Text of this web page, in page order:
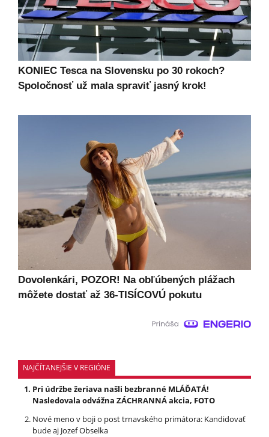
KONIEC Tesca na Slovensku po 30 rokoch?
Spoločnosť už mala spraviť jasný krok!
Dovolenkári, POZOR! Na obľúbených plážach
môžete dostať až 36-TISÍCOVÚ pokutu
NAJČÍTANEJŠIE V REGIÓNE
Pri údržbe žeriava našli bezbranné MLÁĎATÁ!
Nasledovala odvážna ZÁCHRANNÁ akcia, FOTO
Nové meno v boji o post trnavského primátora: Kandidovať
bude aj Jozef Obselka